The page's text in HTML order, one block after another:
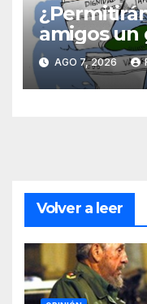
amigos un
Cuba? Por
Blanch
AGO 7, 2026
Volver a leer